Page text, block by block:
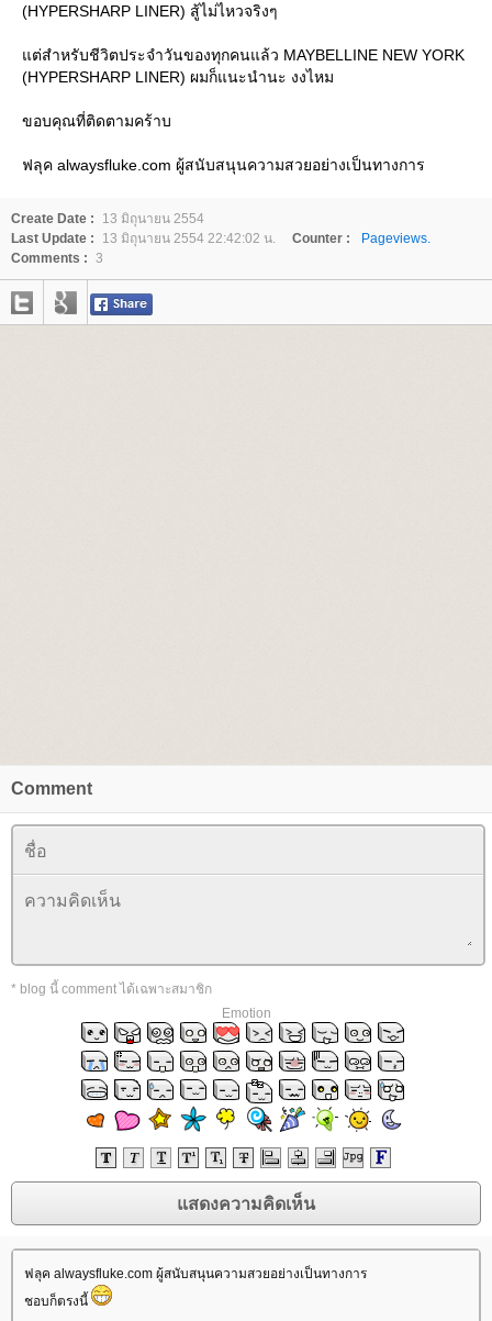
(HYPERSHARP LINER) สู้ไม่ไหวจริงๆ
ต่สำหรับชีวิตประจำวันของทุกคนแล้ว MAYBELLINE NEW YORK
(HYPERSHARP LINER) ผมก็แนะนำนะ งงไหม
ขอบคุณที่ติดตามคร้าบ
ฟลุค alwaysfluke.com ผู้สนับสนุนความสวยอย่างเป็นทางการ
Create Date :
13 มิถุนายน 2554
Last Update :
13 มิถุนายน 2554 22:42:02 น. Counter :
Pageviews.
Comments : 3
Comment
* blog นี้ comment ได้เฉพาะสมาชิก
Emotion
ฟลุค alwaysfluke.com ผู้สนับสนุนความสวยอย่างเป็นทางการ
ชอบก็ตรงนี้